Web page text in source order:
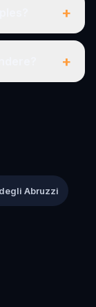
+
+
Abruzzi